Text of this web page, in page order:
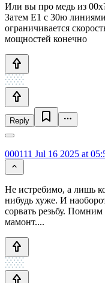
Или вы про медь из
Затем E1 с 30ю
ограничивается
мощностей конечно
Reply
000111 Jul 16 2025 at
Не истребимо, а лишь
нибудь хуже. И
сорвать резьбу.
мамонт....